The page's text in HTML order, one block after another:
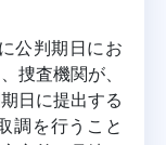
公判期日にお
捜査機関が、
日に提出する
調を行うこと